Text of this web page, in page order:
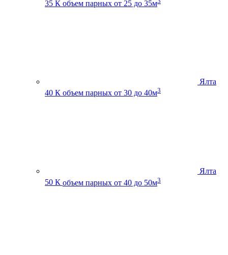
35 К объем парных от 25 до 35м
Ялта
40 К объем парных от 30 до 40м3
Ялта
50 К объем парных от 40 до 50м3